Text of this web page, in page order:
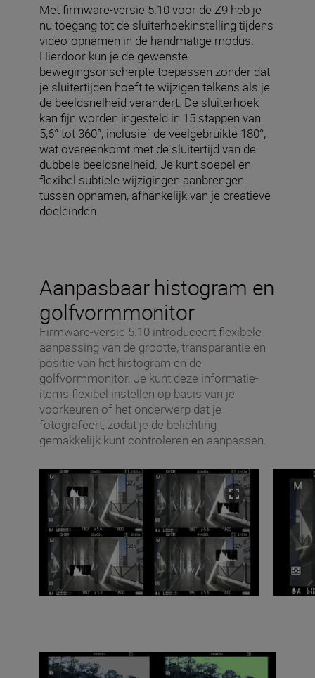
Met firmware-versie 5.10 voor de Z9 heb je
nu toegang tot de sluiterhoekinstelling tijdens
video-opnamen in de handmatige modus.
Hierdoor kun je de gewenste
bewegingsonscherpte toepassen zonder dat
je sluitertijden hoeft te wijzigen telkens als je
de beeldsnelheid verandert. De sluiterhoek
kan fijn worden ingesteld in 15 stappen van
5,6° tot 360°, inclusief de veelgebruikte 180°,
wat overeenkomt met de sluitertijd van de
dubbele beeldsnelheid. Je kunt soepel en
flexibel subtiele wijzigingen aanbrengen
tussen opnamen, afhankelijk van je creatieve
doeleinden.
Aanpasbaar histogram en
golfvormmonitor
Firmware-versie 5.10 introduceert flexibele
aanpassing van de grootte, transparantie en
positie van het histogram en de
golfvormmonitor. Je kunt deze informatie-
items flexibel instellen op basis van je
voorkeuren of het onderwerp dat je
fotografeert, zodat je de belichting
gemakkelijk kunt controleren en aanpassen.